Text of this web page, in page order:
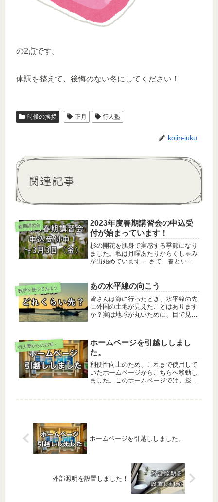
の2点です。
体調を整えて、後悔のない冬にしてください！
時候の挨拶 正月 行人塾
kojin-juku
関連記事
春期講習会
2023年度春期講習会の申込受
付が始まっています！
杉の開花を肌身で実感する季節になり
ました。私は月曜あたりからくしゃみ
が出始めています… さて、春といえ
程は2023年3月27日（月）～4月4日
（火）のうち、土日を除く7日間で
す。 申込期間は2023年2月6日（月）
～3月3日（金）です。
数学を使ってみよう あの水平線の向こう
皆さんは海に行ったとき、水平線の先
に外国の土地が見えたことはあります
か？実は地球が丸いために、目で見え
理」と「一次近似」を知っている必要
があります。最初にこれらをおさらい
して...
行
人塾からのお知らせ
ホームページを引越ししまし
た。
利便性向上のため、これまで使用して
いたホームページからこちらへ移動し
ました。このホームページでは、授業
ホームページを引越ししました。
外部照明を設置しました！